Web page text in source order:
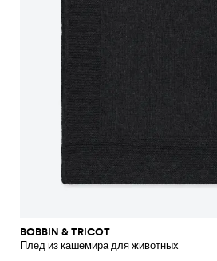
BOBBIN & TRICOT
Плед из кашемира для животных